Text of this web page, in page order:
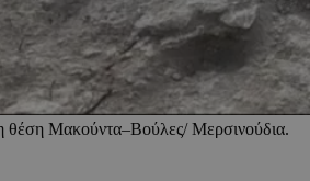
θέση Μακούντα–Βούλες/ Μερσινούδια.